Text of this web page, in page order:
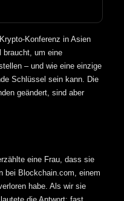
Konferenz in Asien
braucht, um eine
– und wie eine einzige
Schlüssel sein kann. Die
geändert, sind aber
eine Frau, dass sie
bei Blockchain.com, einem
habe. Als wir sie